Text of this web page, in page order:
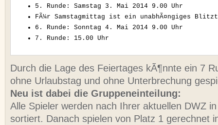
5. Runde: Samstag 3. Mai 2014 9.00 Uhr
FÃ¼r Samstagmittag ist ein unabhÃ¤ngiges
6. Runde: Sonntag 4. Mai 2014 9.00 Uhr
7. Runde: 15.00 Uhr
Durch die Lage des Feiertages kÃ¶nnte ein 7
ohne Urlaubstag und ohne Unterbrechung
Neu ist dabei die Gruppeneinteilung:
Alle Spieler werden nach Ihrer aktuellen DWZ
sortiert. Danach spielen von Platz 1 gerechnet